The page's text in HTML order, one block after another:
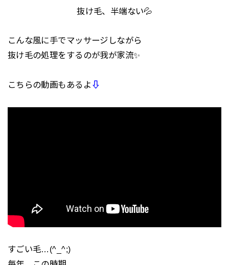
抜け毛、半端ない💦
こんな風に手でマッサージしながら
抜け毛の処理をするのが我が家流✨
こちらの動画もあるよ ⇩
すごい毛…(^_^;)